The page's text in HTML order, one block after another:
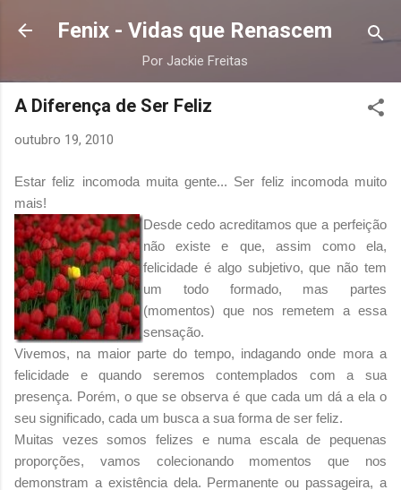
Pular para o conteúdo principal
Fenix - Vidas que Renascem
Por Jackie Freitas
A Diferença de Ser Feliz
outubro 19, 2010
Estar feliz incomoda muita gente... Ser feliz incomoda muito
mais!
Desde cedo acreditamos que a perfeição
não existe e que, assim como ela,
felicidade é algo subjetivo, que não tem
um todo formado, mas partes
(momentos) que nos remetem a essa
sensação.
Vivemos, na maior parte do tempo, indagando onde mora a
felicidade e quando seremos contemplados com a sua
presença. Porém, o que se observa é que cada um dá a ela o
seu significado, cada um busca a sua forma de ser feliz.
Muitas vezes somos felizes e numa escala de pequenas
proporções, vamos colecionando momentos que nos
demonstram a existência dela. Permanente ou passageira, a